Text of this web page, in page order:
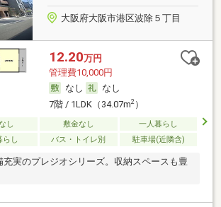
大阪府大阪市港区波除５丁目
12.20万円
管理費10,000円
なし
なし
7階 / 1LDK（34.07m2）
し 敷金なし
一人暮らし
らし
バス・トイレ別 駐車場(近隣含)
充実のプレジオシリーズ。収納スペースも豊